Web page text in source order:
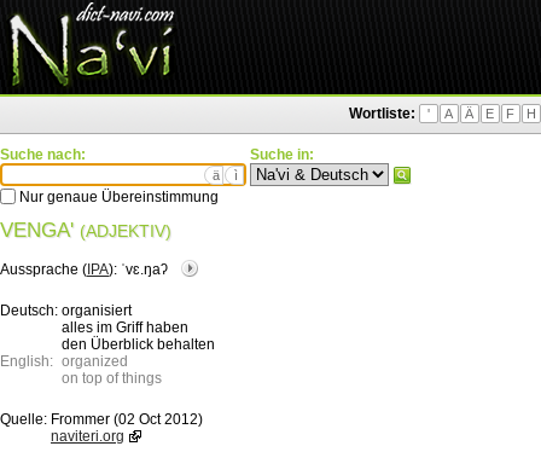
Wortliste: ' A Ä E F H
Suche nach:
ä ì
Nur genaue Übereinstimmung
Suche in:
VENGA' (ADJEKTIV)
Aussprache ( IPA): ˈvɛ.ŋaʔ
Deutsch: organisiert
alles im Griff haben
den Überblick behalten
English: organized
on top of things
Quelle: Frommer (02 Oct 2012)
naviteri.org